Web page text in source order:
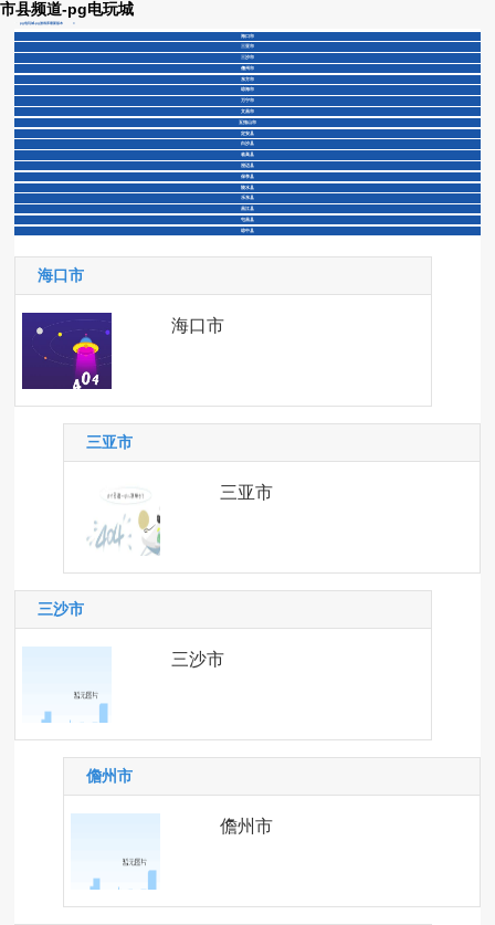
市县频道-pg电玩城
pg电玩城-pg游戏库最新版本 >
海口市
三亚市
三沙市
儋州市
东方市
琼海市
万宁市
文昌市
五指山市
定安县
白沙县
临高县
澄迈县
保亭县
陵水县
乐东县
昌江县
屯昌县
琼中县
海口市
海口市
三亚市
三亚市
三沙市
三沙市
儋州市
儋州市